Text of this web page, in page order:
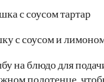
с соусом и
на блюдо для
полотенце,